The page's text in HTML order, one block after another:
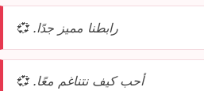
رابطنا مميز جدًا. 💞
أحب كيف نتناغم معًا. 💞